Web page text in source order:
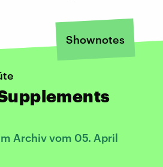
Shownotes
Archiv vom 05. April